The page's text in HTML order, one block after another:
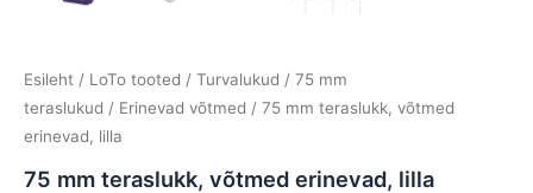
Esileht / LoTo tooted / Turvalukud / 75 mm
teraslukud / Erinevad võtmed / 75 mm teraslukk, võtmed
erinevad, lilla
75 mm teraslukk, võtmed erinevad, lilla